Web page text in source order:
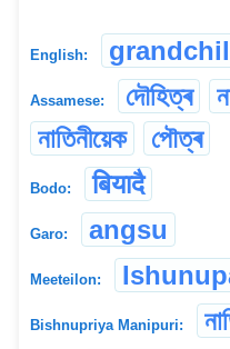
English:
Assamese: দৌহিত্ৰ
নাতিনীয়েক
পৌত্ৰ
Bodo: बियादै
Garo: angsu
Meeteilon:
Bishnupriya Manipuri: